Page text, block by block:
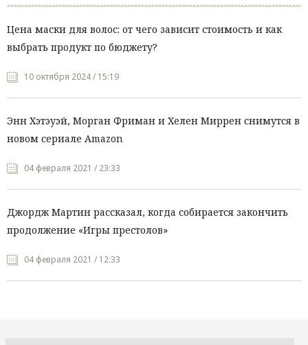
Цена маски для волос: от чего зависит стоимость и как
выбрать продукт по бюджету?
10 октября 2024 / 15:19
Энн Хэтэуэй, Морган Фриман и Хелен Миррен снимутся в
новом сериале Amazon
04 февраля 2021 / 23:33
Джордж Мартин рассказал, когда собирается закончить
продолжение «Игры престолов»
04 февраля 2021 / 12:33